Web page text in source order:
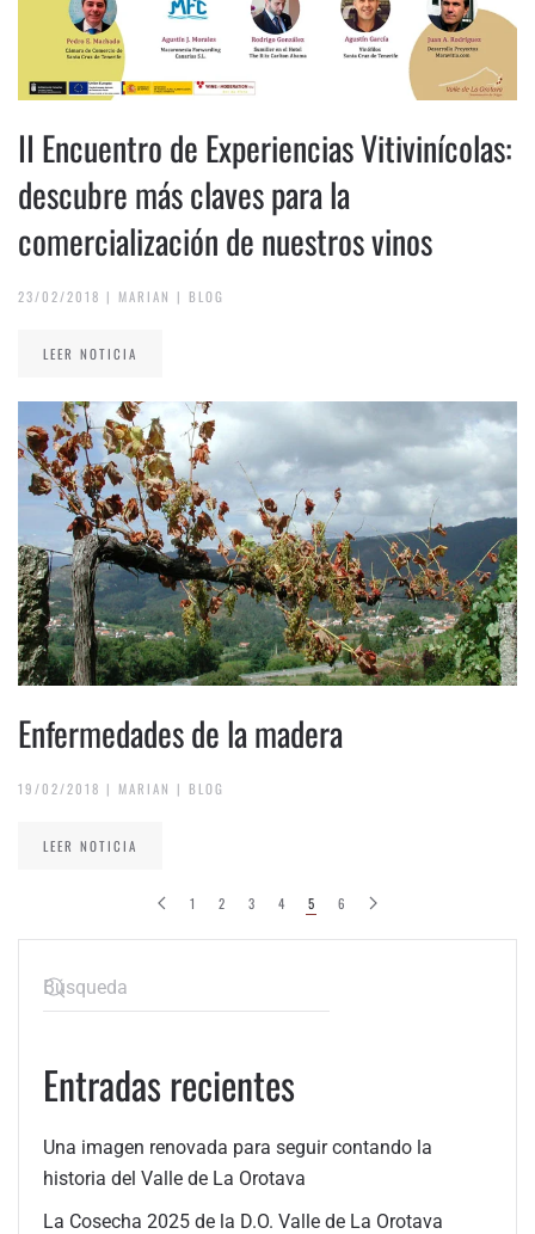
II Encuentro de Experiencias Vitivinícolas:
descubre más claves para la
comercialización de nuestros vinos
23/02/2018 | MARIAN | BLOG
LEER NOTICIA
Enfermedades de la madera
19/02/2018 | MARIAN | BLOG
LEER NOTICIA
1 2 3 4 5 6
Entradas recientes
Una imagen renovada para seguir contando la
historia del Valle de La Orotava
La Cosecha 2025 de la D.O. Valle de La Orotava